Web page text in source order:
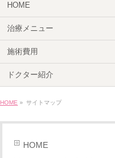
HOME
治療メニュー
施術費用
ドクター紹介
HOME » サイトマップ
HOME